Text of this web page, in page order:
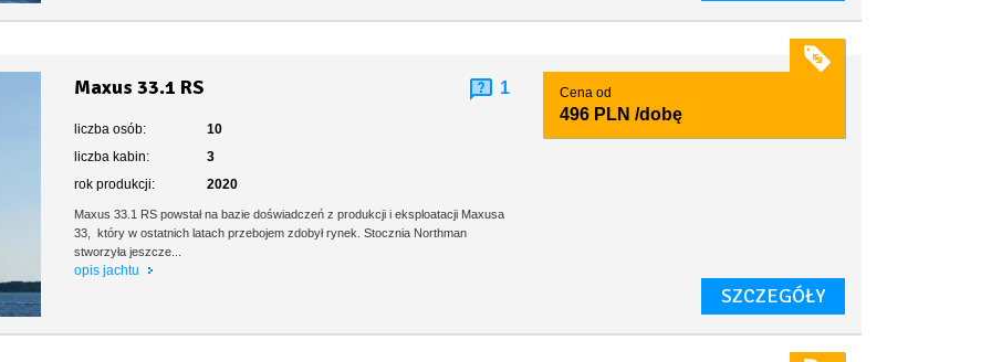
Maxus 33.1 RS 1
liczba osób:
10
liczba kabin:
3
rok produkcji:
2020
Maxus 33.1 RS powstał na bazie doświadczeń z produkcji i eksploatacji Maxusa
33, który w ostatnich latach przebojem zdobył rynek. Stocznia Northman
stworzyła jeszcze...
opis jachtu
Cena od
496 PLN /dobę
SZCZEGÓŁY